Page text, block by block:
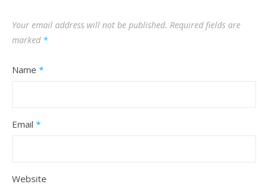
Your email address will not be published. Required fields are
marked *
Name *
Email *
Website